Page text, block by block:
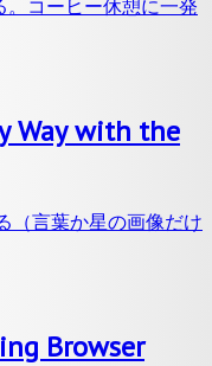
。コーヒー休憩に一発
Way with the
（言葉か星の画像だけ
Browser